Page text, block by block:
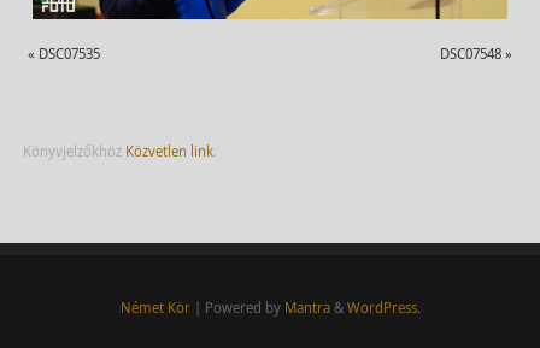
« DSC07535 DSC07548 »
Könyvjelzőkhöz Közvetlen link.
Német Kör| Powered by Mantra& WordPress.